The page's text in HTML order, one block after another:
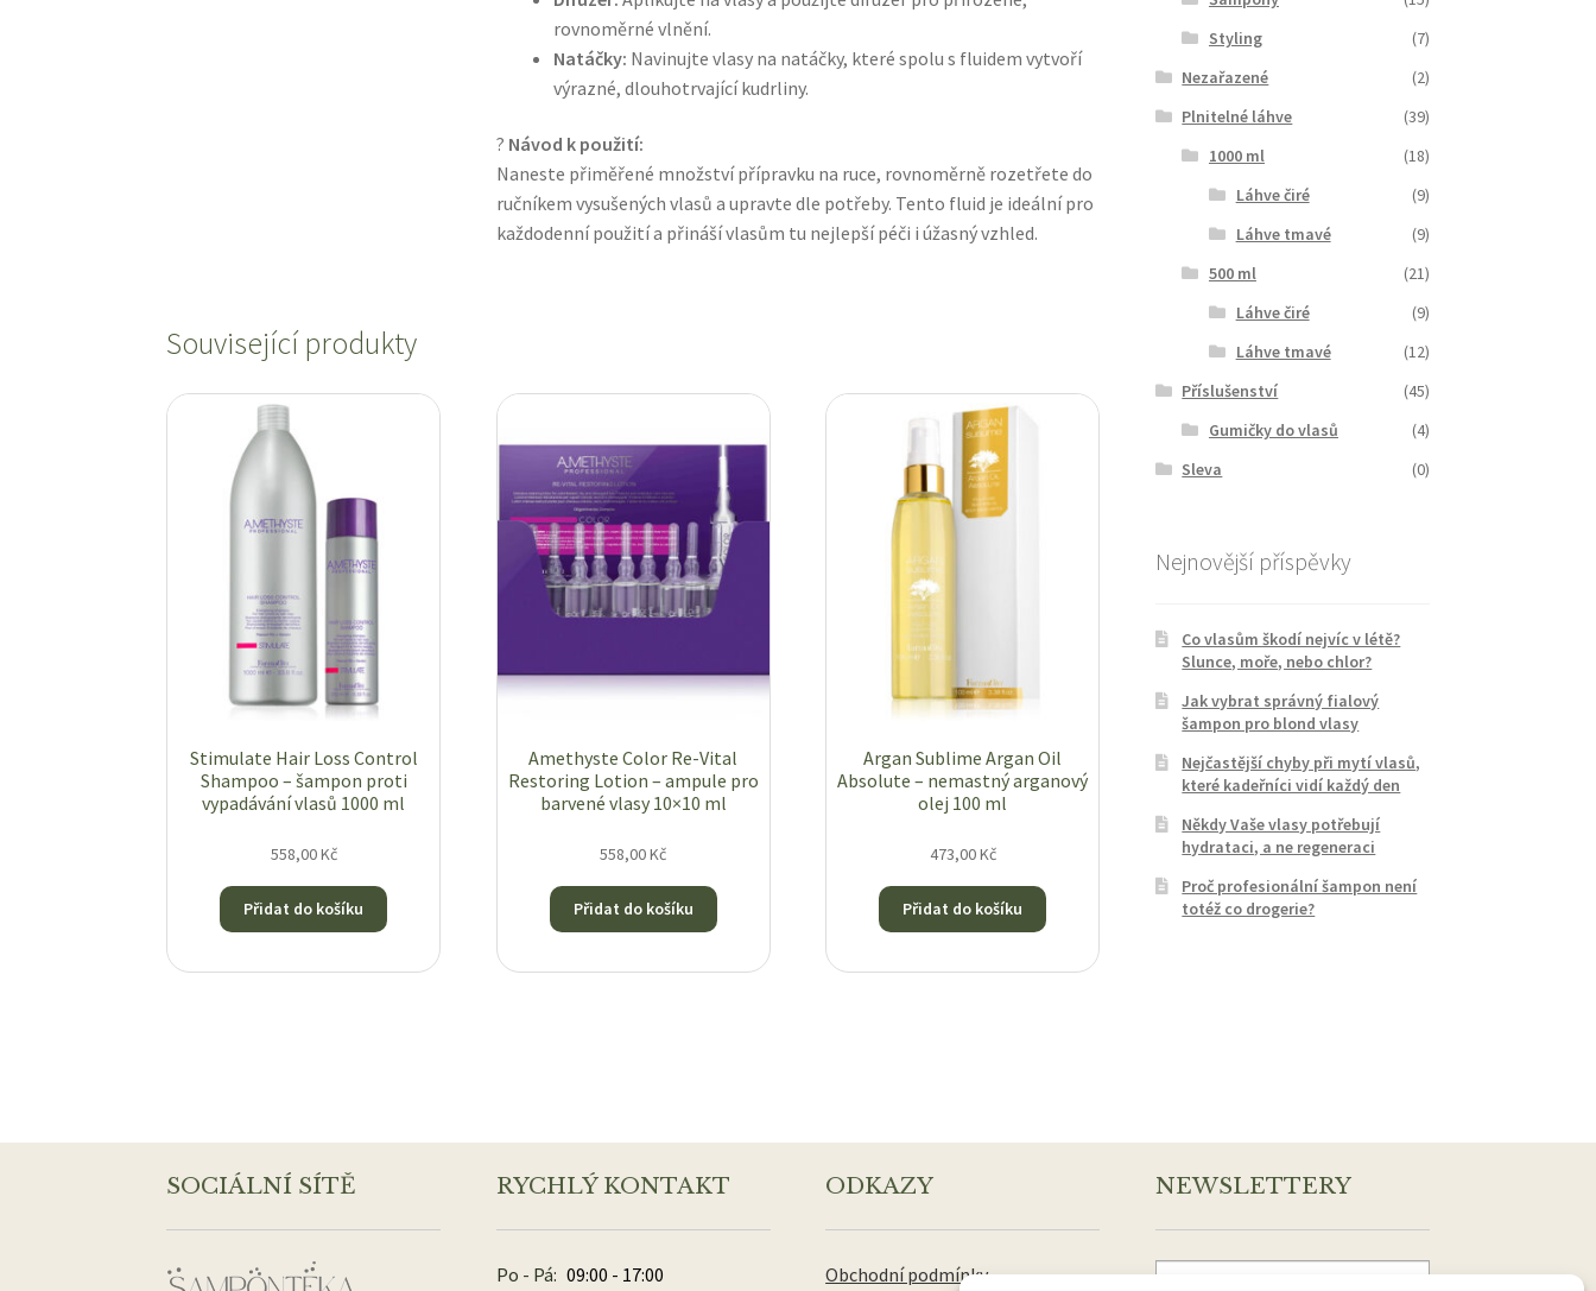
rovnoměrné vlnění.
Natáčky: Navinujte vlasy na natáčky, které spolu s fluidem vytvoří
výrazné, dlouhotrvající kudrliny.
? Návod k použití:
Naneste přiměřené množství přípravku na ruce, rovnoměrně rozetřete do
ručníkem vysušených vlasů a upravte dle potřeby. Tento fluid je ideální pro
každodenní použití a přináší vlasům tu nejlepší péči i úžasný vzhled.
Související produkty
Stimulate Hair Loss Control
Shampoo – šampon proti
vypadávání vlasů 1000 ml
558,00Kč
Přidat do košíku
Amethyste Color Re-Vital
Restoring Lotion – ampule pro
barvené vlasy 10×10 ml
558,00Kč
Přidat do košíku
Argan Sublime Argan Oil
Absolute – nemastný arganový
olej 100 ml
473,00Kč
Přidat do košíku
Styling
(7)
Nezařazené
(2)
Plnitelné láhve
(39)
1000 ml
(18)
Láhve čiré
(9)
Láhve tmavé
(9)
500 ml
(21)
Láhve čiré
(9)
Láhve tmavé
(12)
Příslušenství
(45)
Gumičky do vlasů
(4)
Sleva
(0)
Nejnovější příspěvky
Co vlasům škodí nejvíc v létě?
Slunce, moře, nebo chlor?
Jak vybrat správný fialový
šampon pro blond vlasy
Nejčastější chyby při mytí vlasů,
které kadeřníci vidí každý den
Někdy Vaše vlasy potřebují
hydrataci, a ne regeneraci
Proč profesionální šampon není
totéž co drogerie?
SOCIÁLNÍ SÍTĚ RYCHLÝ KONTAKT
Po - Pá: 09:00 - 17:00
ODKAZY
Obchodní podmínky
NEWSLETTERY